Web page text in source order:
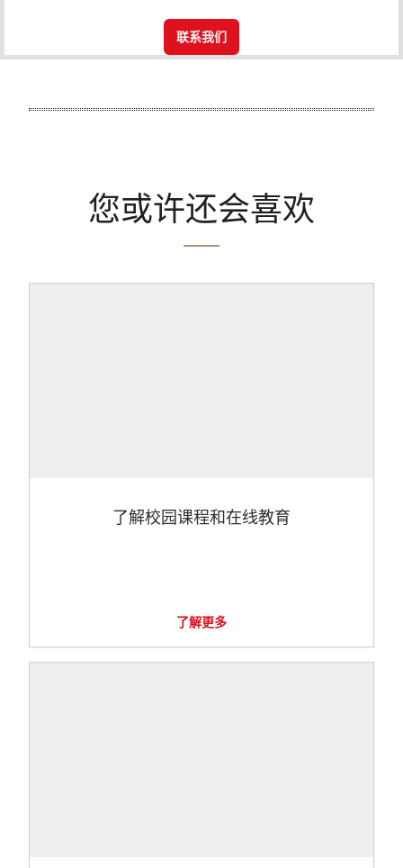
联系我们
您或许还会喜欢
了解校园课程和在线教育
了解更多